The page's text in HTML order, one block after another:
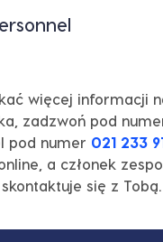
więcej informacji
zadzwoń pod
pod numer 021 233
a członek
się z Tobą.